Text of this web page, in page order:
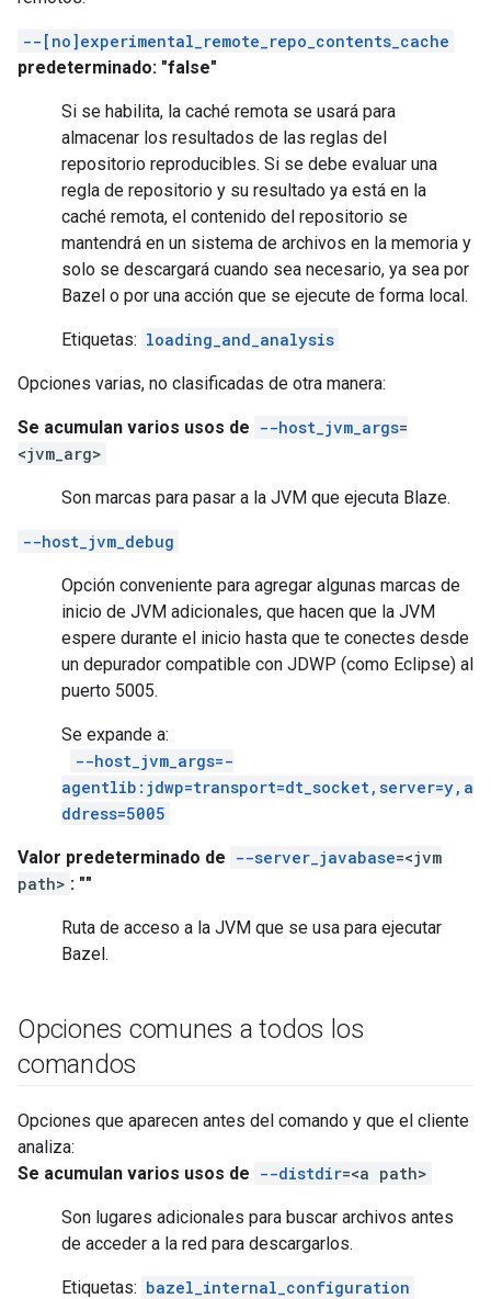
--[no]experimental_remote_repo_contents_cache
predeterminado: "false"
Si se habilita, la caché remota se usará para
almacenar los resultados de las reglas del
repositorio reproducibles. Si se debe evaluar una
regla de repositorio y su resultado ya está en la
caché remota, el contenido del repositorio se
mantendrá en un sistema de archivos en la memoria y
solo se descargará cuando sea necesario, ya sea por
Bazel o por una acción que se ejecute de forma local.
Etiquetas: loading_and_analysis
Opciones varias, no clasificadas de otra manera:
Se acumulan varios usos de --host_jvm_args=
<jvm_arg>
Son marcas para pasar a la JVM que ejecuta Blaze.
--host_jvm_debug
Opción conveniente para agregar algunas marcas de
inicio de JVM adicionales, que hacen que la JVM
espere durante el inicio hasta que te conectes desde
un depurador compatible con JDWP (como Eclipse) al
puerto 5005.
Se expande a:
--host_jvm_args=-
agentlib:jdwp=transport=dt_socket,server=y,a
ddress=5005
Valor predeterminado de --server_javabase=<jvm
path> : ""
Ruta de acceso a la JVM que se usa para ejecutar
Bazel.
Opciones comunes a todos los
comandos
Opciones que aparecen antes del comando y que el cliente
analiza:
Se acumulan varios usos de --distdir=<a path>
Son lugares adicionales para buscar archivos antes
de acceder a la red para descargarlos.
Etiquetas: bazel_internal_configuration